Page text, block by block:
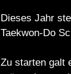
Dieses Jahr
Taekwon-Do
Zu starten galt